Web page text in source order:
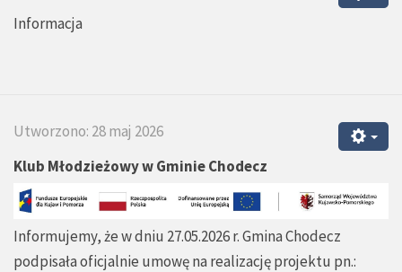
Informacja
Utworzono: 28 maj 2026
Klub Młodzieżowy w Gminie Chodecz
Informujemy, że w dniu 27.05.2026 r. Gmina Chodecz
podpisała oficjalnie umowę na realizację projektu pn.: